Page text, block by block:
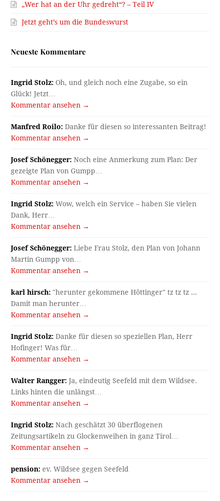
„Wer hat an der Uhr gedreht“? – Teil IV
Jetzt geht’s um die Bundeswurst
Neueste Kommentare
Ingrid Stolz: Oh, und gleich noch eine Zugabe, so ein
Glück! Jetzt…
Kommentar ansehen →
Manfred Roilo: Danke für diesen so interessanten Beitrag!
Kommentar ansehen →
Josef Schönegger: Noch eine Anmerkung zum Plan: Der
gezeigte Plan von Gumpp…
Kommentar ansehen →
Ingrid Stolz: Wow, welch ein Service – haben Sie vielen
Dank, Herr…
Kommentar ansehen →
Josef Schönegger: Liebe Frau Stolz, den Plan von Johann
Martin Gumpp von…
Kommentar ansehen →
karl hirsch: "herunter gekommene Höttinger" tz tz tz ...
Damit man herunter…
Kommentar ansehen →
Ingrid Stolz: Danke für diesen so speziellen Plan, Herr
Hofinger! Was für…
Kommentar ansehen →
Walter Rangger: Ja, eindeutig Seefeld mit dem Wildsee.
Links hinten die unlängst…
Kommentar ansehen →
Ingrid Stolz: Nach geschätzt 30 überflogenen
Zeitungsartikeln zu Glockenweihen in ganz Tirol…
Kommentar ansehen →
pension: ev. Wildsee gegen Seefeld
Kommentar ansehen →